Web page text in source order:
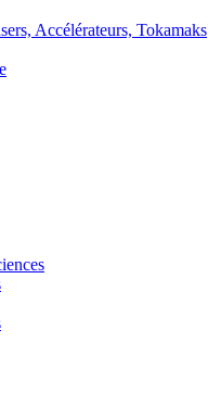
Accélérateurs, Tokamaks